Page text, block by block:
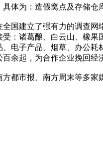
体为：造假窝点及存储
国建立了强有力的调查
：诸葛酿、白云山、橡
电子产品、烟草、办公
余起，为合作企业挽回经
都市报、南方周末等多家